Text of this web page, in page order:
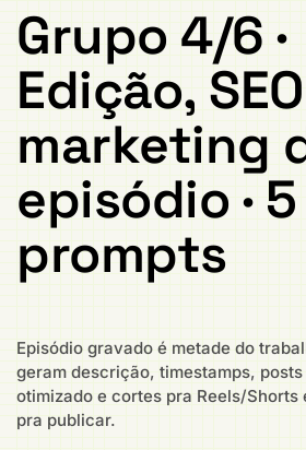
Grupo 4/6 ·
Edição,
marketing
episódio · 5
prompts
Episódio gravado é metade do
geram descrição, timestamps,
otimizado e cortes pra Reels/Shorts
pra publicar.